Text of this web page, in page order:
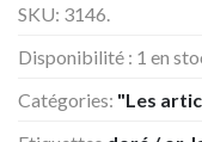
SKU: 3146
Disponibilité : 1 en
Catégories: "Les